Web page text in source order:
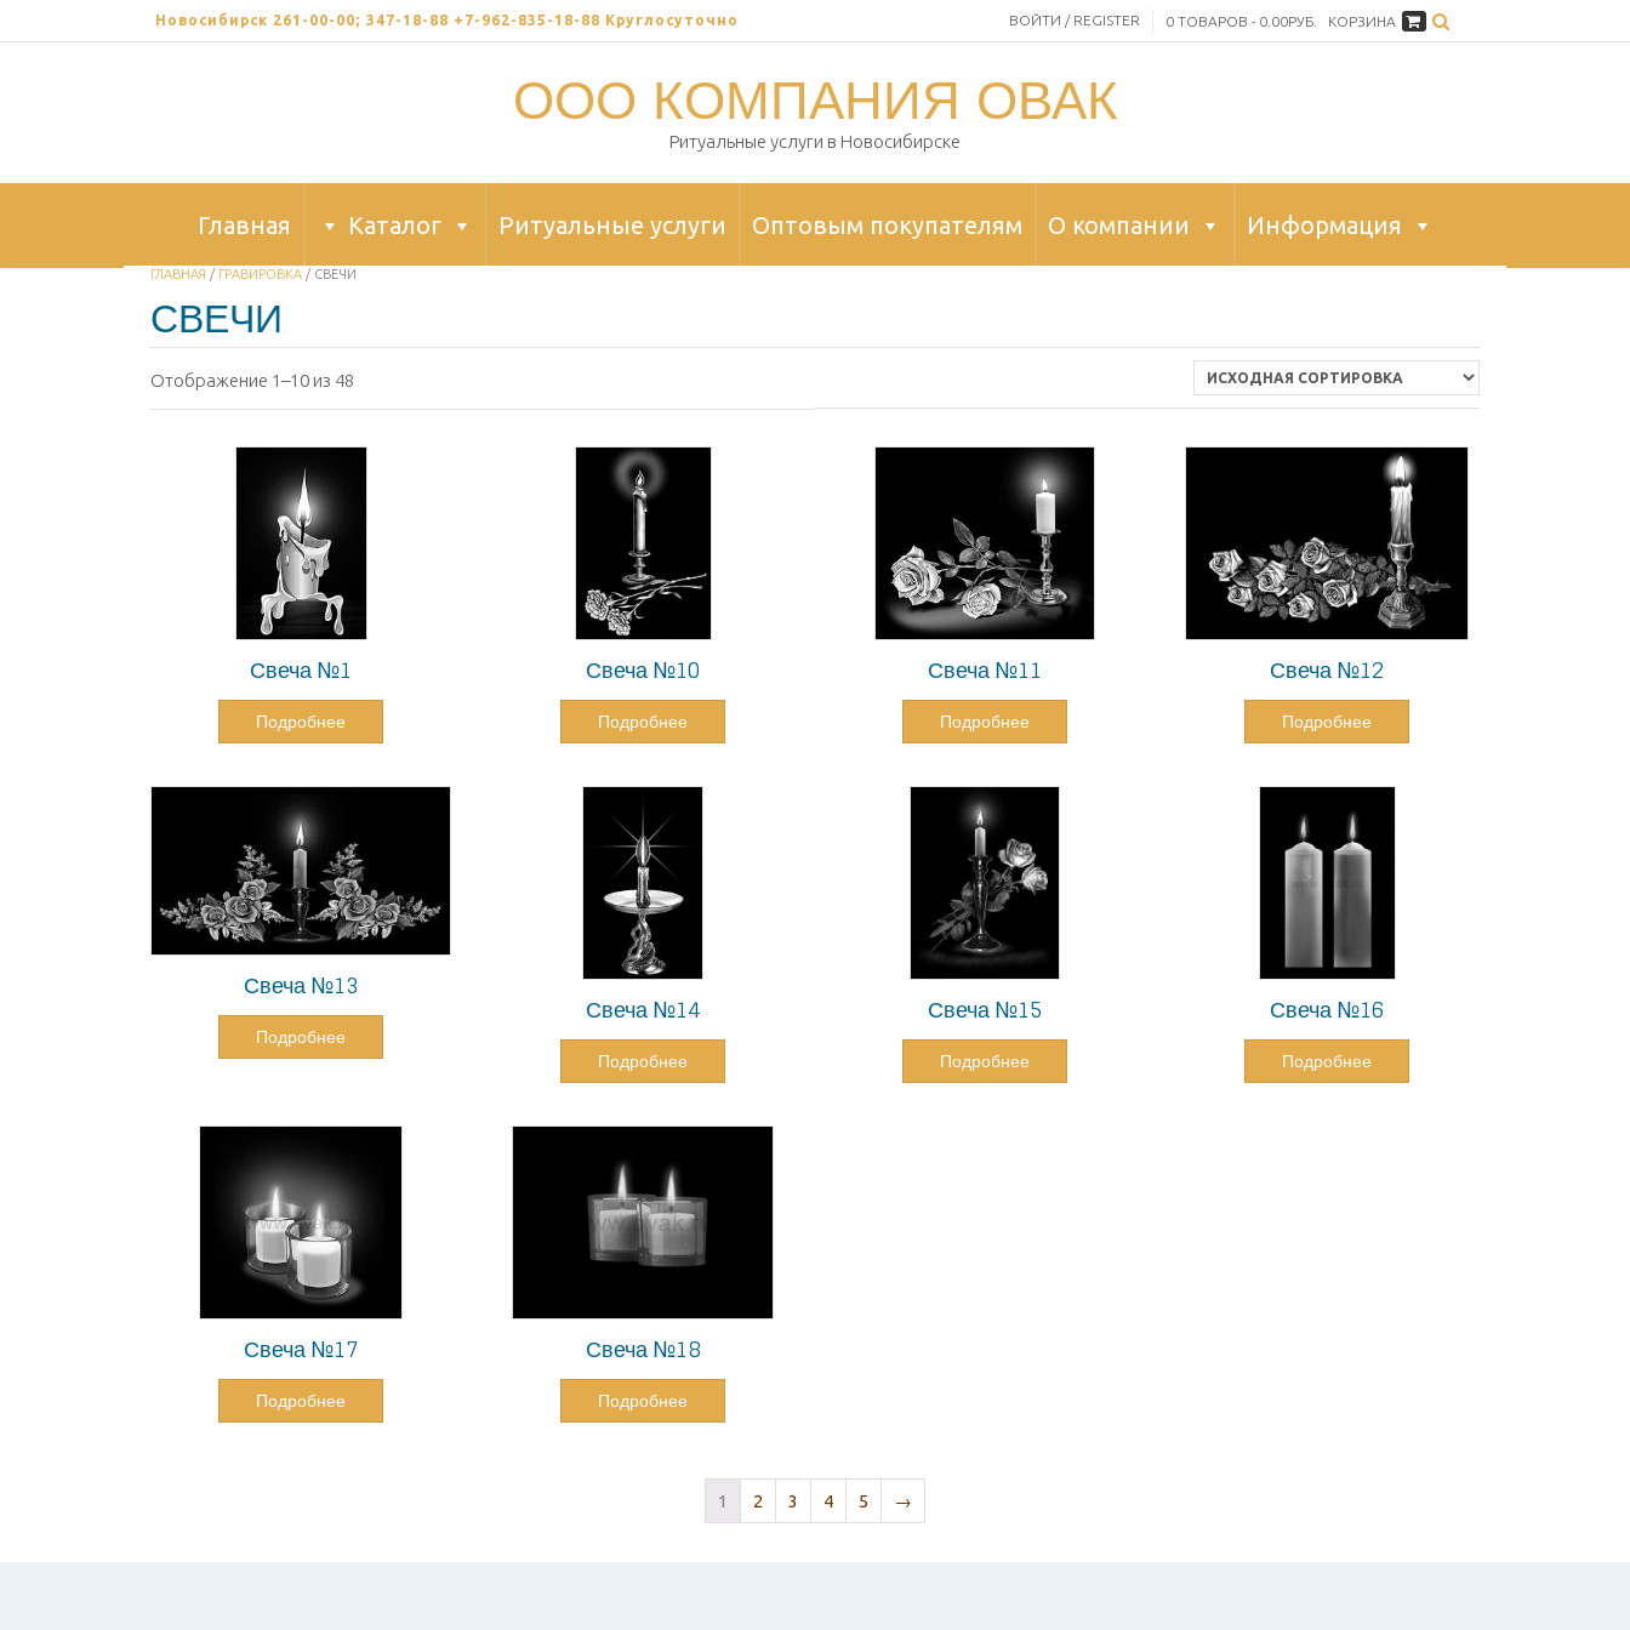
to
Новосибирск 261-00-00; 347-18-88 +7-962-835-18-88 Круглосуточно ВОЙТИ / REGISTER 0 ТОВАРОВ - 0.00РУБ. КОРЗИНА
ООО КОМПАНИЯ ОВАК
Ритуальные услуги в Новосибирске
Главная Каталог Ритуальные услуги Оптовым покупателям О компании Информация
ГЛАВНАЯ / ГРАВИРОВКА / СВЕЧИ
СВЕЧИ
Отображение 1–10 из 48
Свеча №1
Подробнее
Свеча №10
Подробнее
Свеча №11
Подробнее
Свеча №12
Подробнее
Свеча №13
Подробнее
Свеча №14
Подробнее
Свеча №15
Подробнее
Свеча №16
Подробнее
Свеча №17
Подробнее
Свеча №18
Подробнее
1 2 3 4 5 →